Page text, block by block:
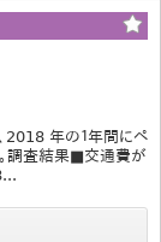
2018 年の１年間にペ
。調査結果■交通費が